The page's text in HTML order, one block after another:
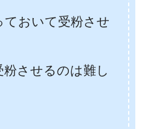
ておいて受粉させ
粉させるのは難し